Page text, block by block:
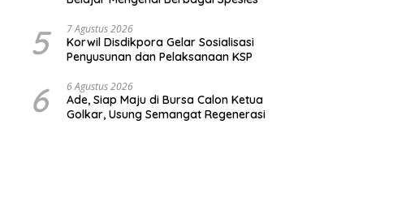
5 7 Agustus 2026
Korwil Disdikpora Gelar Sosialisasi
Penyusunan dan Pelaksanaan KSP
6 6 Agustus 2026
Ade, Siap Maju di Bursa Calon Ketua
Golkar, Usung Semangat Regenerasi